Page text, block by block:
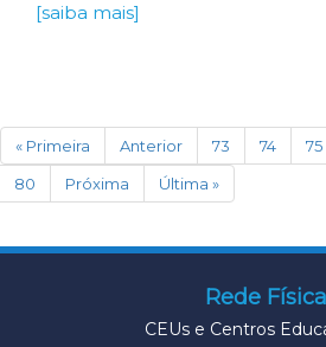
[saiba mais]
« Primeira Anterior 73 74 75
80
Próxima Última »
Rede Física
CEUs e Centros